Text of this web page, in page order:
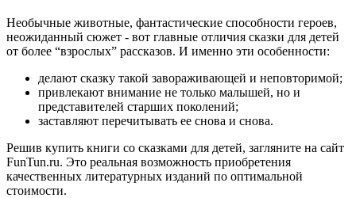
Необычные животные, фантастические способности героев,
неожиданный сюжет - вот главные отличия сказки для детей
от более “взрослых” рассказов. И именно эти особенности:
делают сказку такой завораживающей и неповторимой;
привлекают внимание не только малышей, но и
представителей старших поколений;
заставляют перечитывать ее снова и снова.
Решив купить книги со сказками для детей, загляните на сайт
FunTun.ru. Это реальная возможность приобретения
качественных литературных изданий по оптимальной
стоимости.